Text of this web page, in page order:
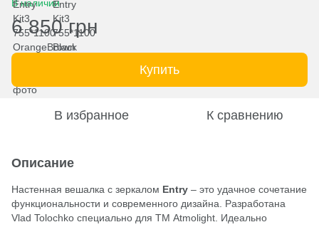
В наличии
6 850 грн
Купить
В избранное К сравнению
Описание
Настенная вешалка с зеркалом Entry – это удачное сочетание
функциональности и современного дизайна. Разработана
Vlad Tolochko специально для ТМ Atmolight. Идеально